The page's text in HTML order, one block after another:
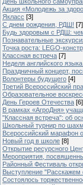
Акция «Молодежь за
Якласс [3]
С днем рождения, РДШ! [7]
Будь здоровым с РДШ:
Познавательные
Точка роста: LEGO-
Классная встреча [7]
Неделя английского
Праздничный концерт,
Волонтеры будущего [4]
Третий Всероссийский
Образовательное
День Героев Отечества [6]
В рамках «АгроДня»
"Классная встреча": об
Школьный турнир по
Всероссийский марафон
Новый год в школе [8]
Открытие ресурсного
Мероприятия,
Районный Фестиваль
Выступление
Состоялось